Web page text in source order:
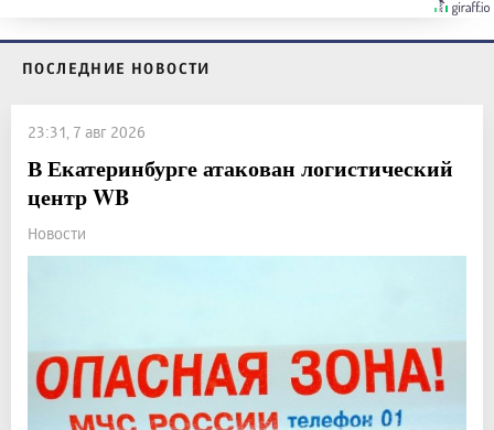
ПОСЛЕДНИЕ НОВОСТИ
23:31, 7 авг 2026
В Екатеринбурге атакован логистический
центр WB
Новости